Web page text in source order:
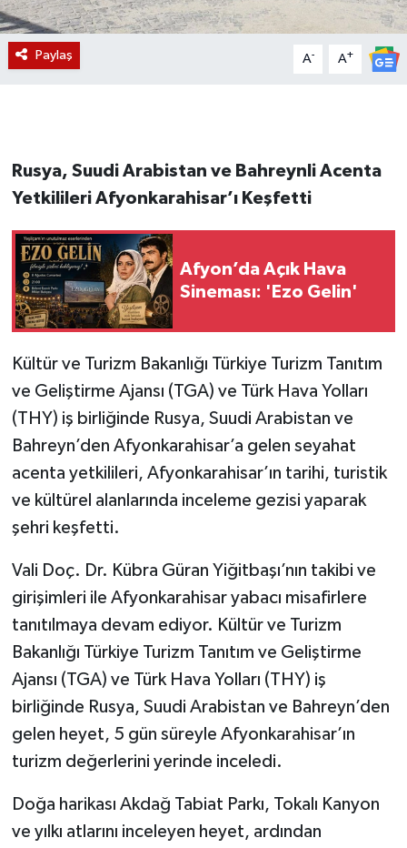
Paylaş A- A+
Rusya, Suudi Arabistan ve Bahreynli Acenta
Yetkilileri Afyonkarahisar’ı Keşfetti
Afyon’da Açık Hava
Sineması: 'Ezo Gelin'
Kültür ve Turizm Bakanlığı Türkiye Turizm Tanıtım
ve Geliştirme Ajansı (TGA) ve Türk Hava Yolları
(THY) iş birliğinde Rusya, Suudi Arabistan ve
Bahreyn’den Afyonkarahisar’a gelen seyahat
acenta yetkilileri, Afyonkarahisar’ın tarihi, turistik
ve kültürel alanlarında inceleme gezisi yaparak
şehri keşfetti.
Vali Doç. Dr. Kübra Güran Yiğitbaşı’nın takibi ve
girişimleri ile Afyonkarahisar yabacı misafirlere
tanıtılmaya devam ediyor. Kültür ve Turizm
Bakanlığı Türkiye Turizm Tanıtım ve Geliştirme
Ajansı (TGA) ve Türk Hava Yolları (THY) iş
birliğinde Rusya, Suudi Arabistan ve Bahreyn’den
gelen heyet, 5 gün süreyle Afyonkarahisar’ın
turizm değerlerini yerinde inceledi.
Doğa harikası Akdağ Tabiat Parkı, Tokalı Kanyon
ve yılkı atlarını inceleyen heyet, ardından